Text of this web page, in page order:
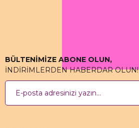
BÜLTENİMİZE ABONE OLUN,
İNDİRİMLERDEN HABERDAR OLUN!